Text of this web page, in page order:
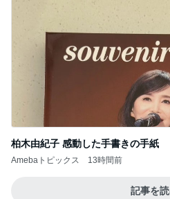
柏木由紀子 感動した手書きの手紙
Amebaトピックス 13時間前
記事を